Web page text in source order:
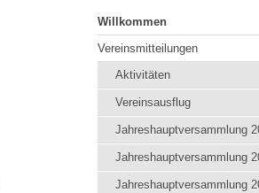
Willkommen
Vereinsmitteilungen
Aktivitäten
Vereinsausflug
Jahreshauptversammlung
Jahreshauptversammlung
Jahreshauptversammlung